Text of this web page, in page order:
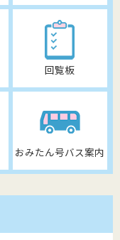
回覧板
おみたん号バス案内